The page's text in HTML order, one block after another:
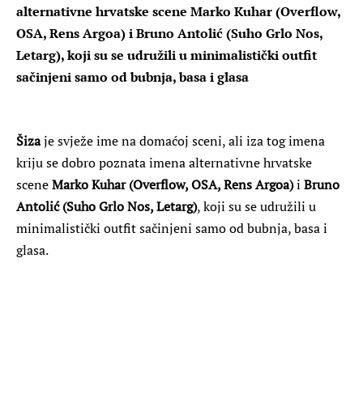
alternativne hrvatske scene Marko Kuhar (Overflow,
OSA, Rens Argoa) i Bruno Antolić (Suho Grlo Nos,
Letarg), koji su se udružili u minimalistički outfit
sačinjeni samo od bubnja, basa i glasa
Šizaje svježe ime na domaćoj sceni, ali iza tog imena
kriju se dobro poznata imena alternativne hrvatske
sceneMarko Kuhar (Overflow, OSA, Rens Argoa)i Bruno
Antolić (Suho Grlo Nos, Letarg), koji su se udružili u
minimalistički outfit sačinjeni samo od bubnja, basa i
glasa.